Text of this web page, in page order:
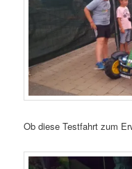
Ob diese Testfahrt zum